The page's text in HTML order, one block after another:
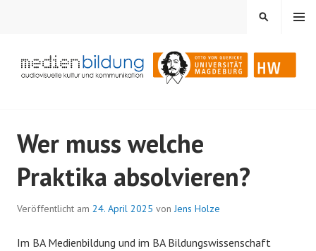
Audiovisuelle Kultur und Kommunikation
MENÜ
SUCHEN
Wer muss welche
Praktika absolvieren?
Veröffentlicht am 24. April 2025 vonJens Holze
Im BA Medienbildung und im BA Bildungswissenschaft